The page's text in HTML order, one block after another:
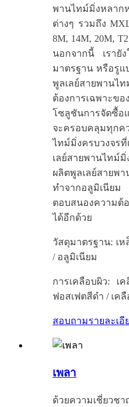
พานไทม์มิ่งหลาก
ต่างๆ รวมถึง
8M, 14M, 20M,
นอกจากนี้ เรายัง
มาตรฐาน หรือรูแ
พูลเลย์สายพานไ
ต้องการเฉพาะข
โซลูชันการจัดซื้อ
จะครอบคลุมทุกค
ไทม์มิ่งครบวงจร
เลย์สายพานไทม์
ผลิตพูลเลย์สายพ
ทำจากอลูมิเนียม
ตอบสนองความต้
ได้อีกด้วย
วัสดุมาตรฐาน: เ
/ อลูมิเนียม
การเคลือบผิว: เ
ฟอสเฟตสีดำ / เค
สอบถามรายละเอี
เพลา
ด้วยความเชี่ยวช